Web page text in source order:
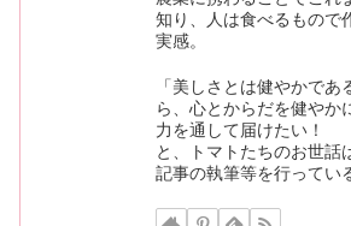
知り、人は食べるもので
実感。
「美しさとは健やかで
ら、心とからだを健やか
力を通して届けたい！
と、トマトたちのお世話
記事の執筆等を行ってい